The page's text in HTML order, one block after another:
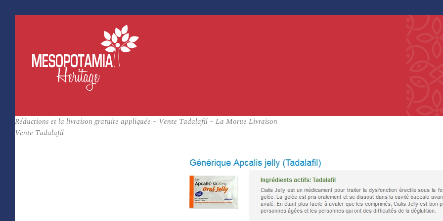
Réductions et la livraison gratuite appliquée – Vente Tadalafil – La Morue Livraison
Vente Tadalafil